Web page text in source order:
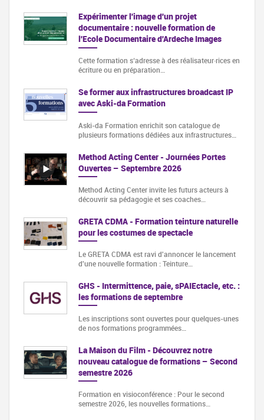
Expérimenter l'image d'un projet
documentaire : nouvelle formation de
l'Ecole Documentaire d'Ardeche Images
Cette formation s‘adresse à des réalisateur·rices en
écriture ou en préparation…
Se former aux infrastructures broadcast IP
avec Aski-da Formation
Aski-da Formation enrichit son catalogue de
plusieurs formations dédiées aux infrastructures…
Method Acting Center - Journées Portes
Ouvertes – Septembre 2026
Method Acting Center invite les futurs acteurs à
découvrir sa pédagogie et ses coaches…
GRETA CDMA - Formation teinture naturelle
pour les costumes de spectacle
Le GRETA CDMA est ravi d'annoncer le lancement
d'une nouvelle formation : Teinture…
GHS - Intermittence, paie, sPAIEctacle, etc. :
les formations de septembre
Les inscriptions sont ouvertes pour quelques-unes
de nos formations programmées…
La Maison du Film - Découvrez notre
nouveau catalogue de formations – Second
semestre 2026
Formation en visioconférence : Pour le second
semestre 2026, les nouvelles formations…